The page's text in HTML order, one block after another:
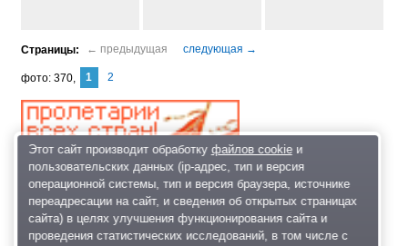
фото 370 1 2
Этот сайт производит обработку файлов cookieи
пользовательских данных (ip-адрес, тип и версия
операционной системы, тип и версия браузера, источнике
переадресации на сайт, и сведения об открытых страницах
сайта) в целях улучшения функционирования сайта и
проведения статистических исследований, в том числе с